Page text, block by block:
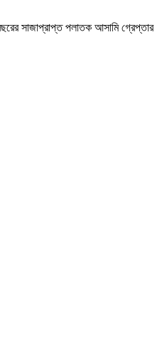
সাজাপ্রাপ্ত পলাতক আসামি গ্রেপ্তার